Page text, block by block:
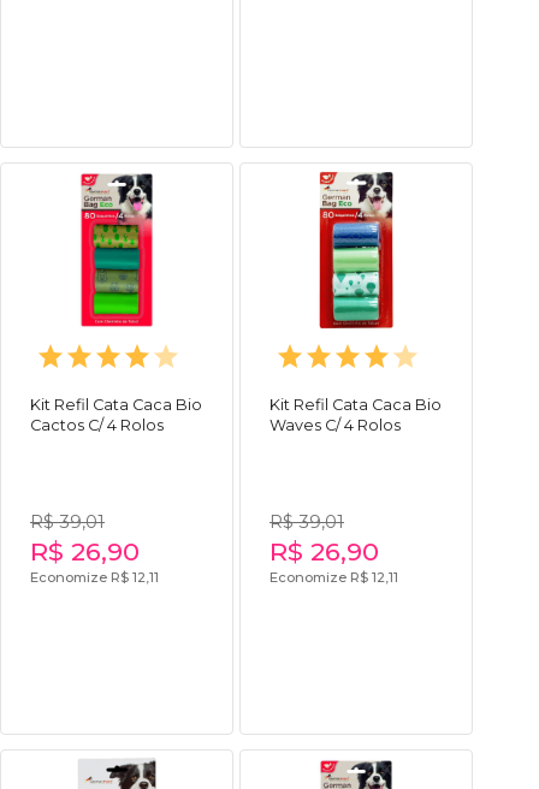
Kit Refil Cata Caca Bio
Cactos C/ 4 Rolos
R$ 39,01
R$ 26,90
Economize R$ 12,11
Kit Refil Cata Caca Bio
Waves C/ 4 Rolos
R$ 39,01
R$ 26,90
Economize R$ 12,11